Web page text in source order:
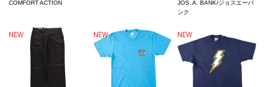
COMFORT ACTION
JOS. A. BANK/ジョスエーバ
ンク